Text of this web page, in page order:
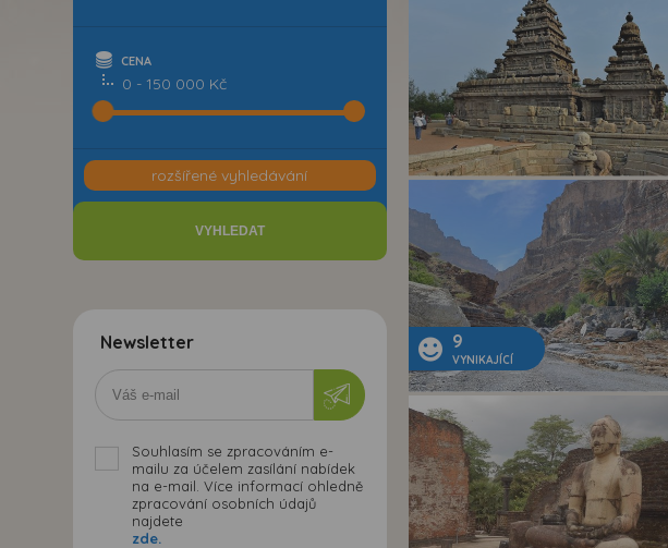
CENA
0 - 150 000 Kč
rozšířené vyhledávání
Newsletter
Souhlasím se zpracováním e-
mailu za účelem zasílání nabídek
na e-mail. Více informací ohledně
zpracování osobních údajů
najdete
zde.
9
VYNIKAJÍCÍ